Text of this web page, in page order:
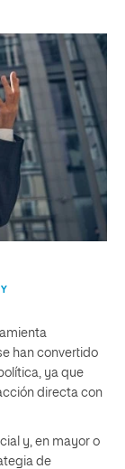
han convertido
ya que
directa con
y, en mayor o
de